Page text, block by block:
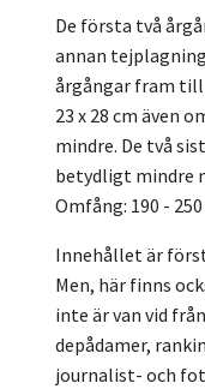
De första två
annan
årgångar fram
23 x 28 cm även
mindre. De två
betydligt mindre
Omfång: 190 -
Innehållet är
Men, här finns
inte är van vid
depådamer,
journalist- och